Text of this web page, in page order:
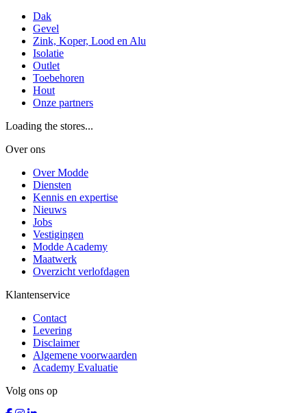
Dak
Gevel
Zink, Koper, Lood en Alu
Isolatie
Outlet
Toebehoren
Hout
Onze partners
Loading the stores...
Over ons
Over Modde
Diensten
Kennis en expertise
Nieuws
Jobs
Vestigingen
Modde Academy
Maatwerk
Overzicht verlofdagen
Klantenservice
Contact
Levering
Disclaimer
Algemene voorwaarden
Academy Evaluatie
Volg ons op